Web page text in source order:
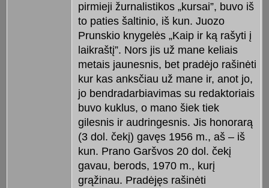
pirmieji žurnalistikos „kursai”, buvo iš
to paties šaltinio, iš kun. Juozo
Prunskio knygelės „Kaip ir ką rašyti į
laikraštį”. Nors jis už mane keliais
metais jaunesnis, bet pradėjo rašinėti
kur kas anksčiau už mane ir, anot jo,
jo bendradarbiavimas su redaktoriais
buvo kuklus, o mano šiek tiek
gilesnis ir audringesnis. Jis honorarą
(3 dol. čekį) gavęs 1956 m., aš – iš
kun. Prano Garšvos 20 dol. čekį
gavau, berods, 1970 m., kurį
grąžinau. Pradėjęs rašinėti